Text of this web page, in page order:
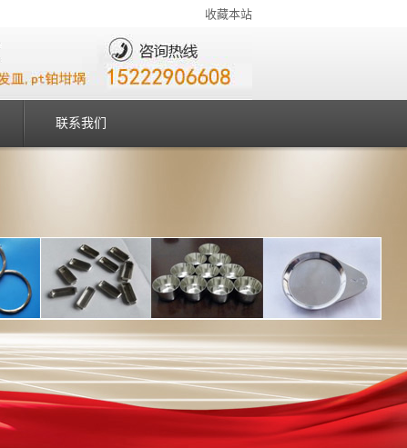
收藏本站
联系我们